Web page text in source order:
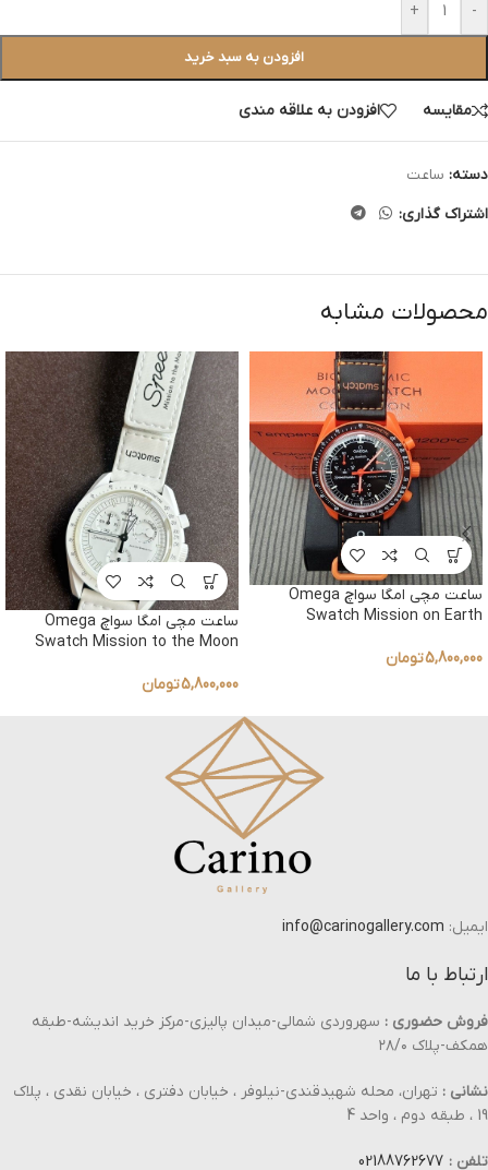
-
+
افزودن به سبد خرید
مقایسه افزودن به علاقه مندی
دسته: ساعت
اشتراک گذاری:
محصولات مشابه
ساعت مچی امگا سواچ Omega
Swatch Mission on Earth
5,800,000تومان
ساعت مچی امگا سواچ Omega
Swatch Mission to the Moon
5,800,000تومان
ایمیل: info@carinogallery.com
ارتباط با ما
فروش حضوری : سهروردی شمالی-میدان پالیزی-مرکز خرید اندیشه-طبقه
همکف-پلاک ۲۸/۰
نشانی : تهران، محله شهیدقندی-نیلوفر ، خیابان دفتری ، خیابان نقدی ، پلاک
19 ، طبقه دوم ، واحد 4
تلفن : 02188762677